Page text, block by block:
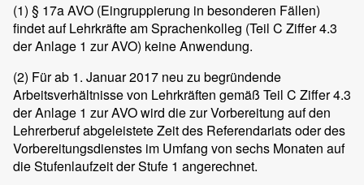
(1) § 17a AVO (Eingruppierung in besonderen Fällen)
findet auf Lehrkräfte am Sprachenkolleg (Teil C Ziffer 4.3
der Anlage 1 zur AVO) keine Anwendung.
(2) Für ab 1. Januar 2017 neu zu begründende
Arbeitsverhältnisse von Lehrkräften gemäß Teil C Ziffer 4.3
der Anlage 1 zur AVO wird die zur Vorbereitung auf den
Lehrerberuf abgeleistete Zeit des Referendariats oder des
Vorbereitungsdienstes im Umfang von sechs Monaten auf
die Stufenlaufzeit der Stufe 1 angerechnet.